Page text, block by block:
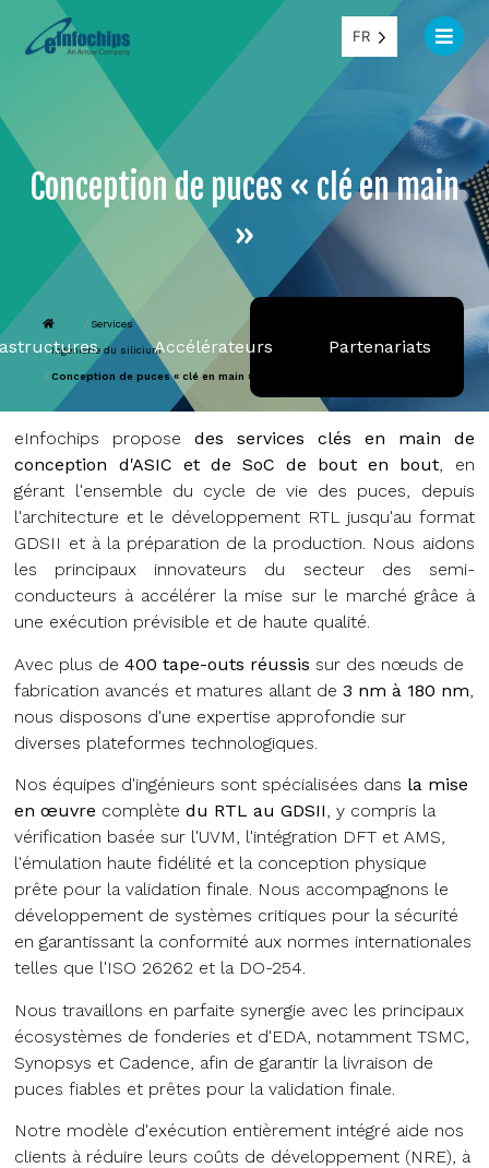
FR
Conception de puces « clé en main
»
Services
Ingénierie du silicium
Conception de puces « clé en main »
Accélérateurs Partenariats
eInfochips proposedes services clés en main de
conception d'ASIC et de SoC de bout en bout, en
gérant l'ensemble du cycle de vie des puces, depuis
l'architecture et le développement RTL jusqu'au format
GDSII et à la préparation de la production. Nous aidons
les principaux innovateurs du secteur des semi-
conducteurs à accélérer la mise sur le marché grâce à
une exécution prévisible et de haute qualité.
Avec plus de400 tape-outs réussis sur des nœuds de
fabrication avancés et matures allant de3 nm à 180 nm,
nous disposons d'une expertise approfondie sur
diverses plateformes technologiques.
Nos équipes d'ingénieurs sont spécialisées dans la mise
en œuvre complètedu RTL au GDSII, y compris la
vérification basée sur l'UVM, l'intégration DFT et AMS,
l'émulation haute fidélité et la conception physique
prête pour la validation finale. Nous accompagnons le
développement de systèmes critiques pour la sécurité
en garantissant la conformité aux normes internationales
telles que l'ISO 26262 et la DO-254.
Nous travaillons en parfaite synergie avec les principaux
écosystèmes de fonderies et d'EDA, notamment TSMC,
Synopsys et Cadence, afin de garantir la livraison de
puces fiables et prêtes pour la validation finale.
Notre modèle d'exécution entièrement intégré aide nos
clients à réduire leurs coûts de développement (NRE), à